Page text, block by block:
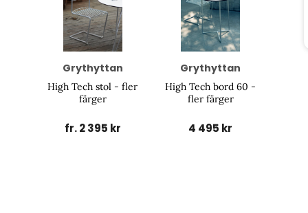
Grythyttan
High Tech stol - fler
färger
fr. 2 395 kr
Grythyttan
High Tech bord 60 -
fler färger
4 495 kr